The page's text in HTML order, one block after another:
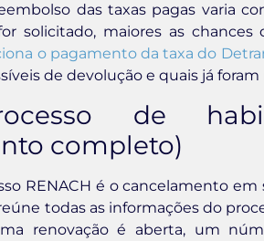
das taxas pagas varia
solicitado, maiores as
o pagamento da taxa do
de devolução e quais já
de
completo)
RENACH é o cancelamento
todas as informações do
renovação é aberta, um